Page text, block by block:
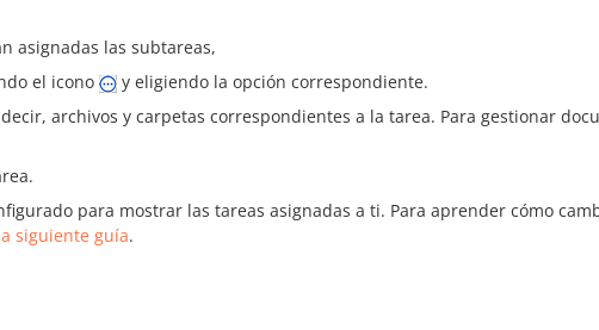
asignadas las subtareas,
el icono
y eligiendo la opción correspondiente.
archivos y carpetas correspondientes a la tarea. Para gestionar
para mostrar las tareas asignadas a ti. Para aprender cómo
siguiente guía.